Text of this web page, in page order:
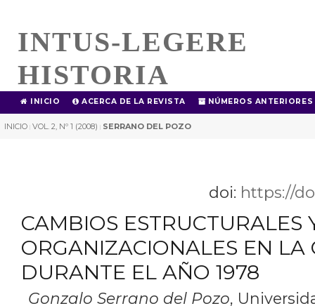
INTUS-LEGERE
HISTORIA
INICIO ACERCA DE LA REVISTA NÚMEROS ANTERIORES
INICIO | VOL. 2, Nº 1 (2008) | SERRANO DEL POZO
doi: https://
CAMBIOS ESTRUCTURALES
ORGANIZACIONALES EN LA
DURANTE EL AÑO 1978
Gonzalo Serrano del Pozo,